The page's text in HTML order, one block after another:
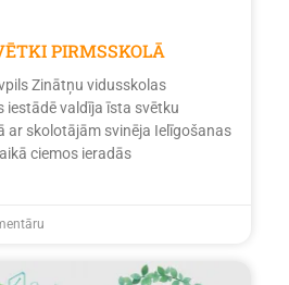
PIRMSSKOLĀ
Zinātņu vidusskolas
iestādē valdīja īsta svētku
ar skolotājām svinēja Ielīgošanas
ciemos ieradās